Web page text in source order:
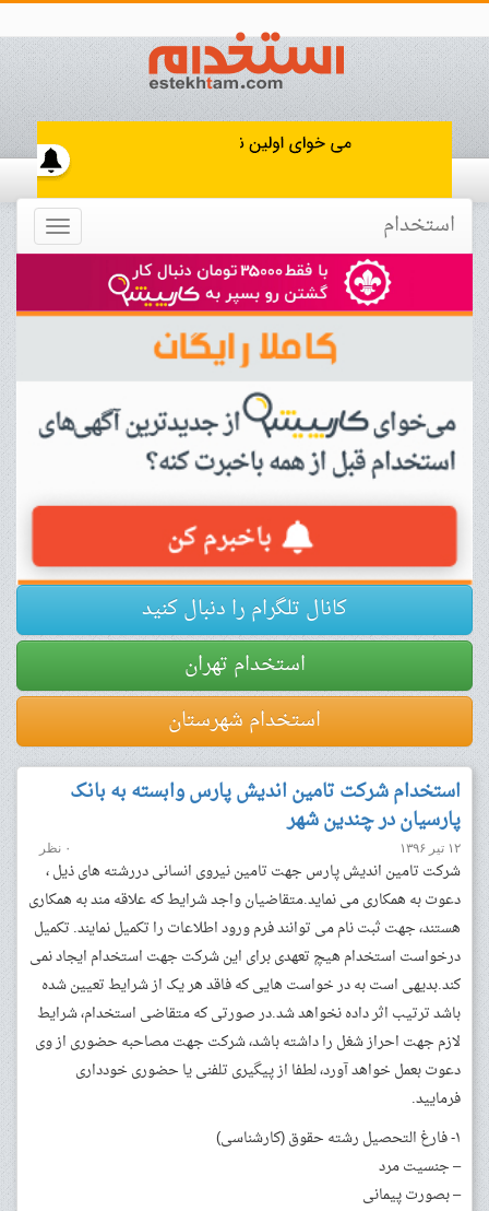
Toggle استخدام
کانال تلگرام را دنبال کنید
استخدام تهران
استخدام شهرستان
استخدام شرکت تامین اندیش پارس وابسته به بانک
پارسیان در چندین شهر
۱۲ تیر ۱۳۹۶ ۰ نظر
شرکت تامین اندیش پارس جهت تامین نیروی انسانی دررشته های ذیل ،
دعوت به همکاری می نماید.متقاضیان واجد شرایط که علاقه مند به همکاری
هستند، جهت ثبت نام می توانند فرم ورود اطلاعات را تکمیل نمایند. تکمیل
درخواست استخدام هیچ تعهدی برای این شرکت جهت استخدام ایجاد نمی
کند.بدیهی است به در خواست هایی که فاقد هر یک از شرایط تعیین شده
باشد ترتیب اثر داده نخواهد شد.در صورتی که متقاضی استخدام، شرایط
لازم جهت احراز شغل را داشته باشد، شرکت جهت مصاحبه حضوری از وی
دعوت بعمل خواهد آورد، لطفا از پیگیری تلفنی یا حضوری خودداری
فرمایید.
۱- فارغ التحصیل رشته حقوق (کارشناسی)
– جنسیت مرد
– بصورت پیمانی